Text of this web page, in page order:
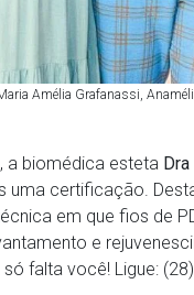
Amélia Grafanassi,
a biomédica esteta
uma certificação.
em que fios de
e
falta você! Ligue: